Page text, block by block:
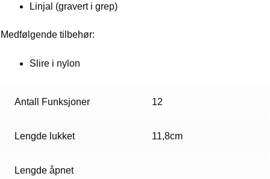
Linjal (gravert i grep)
Medfølgende tilbehør:
Slire i nylon
Antall Funksjoner 12
Lengde lukket 11,8cm
Lengde åpnet